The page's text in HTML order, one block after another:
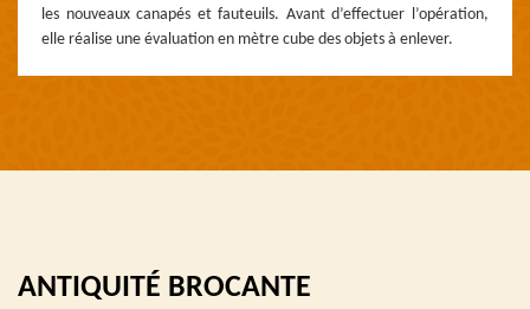
les nouveaux canapés et fauteuils. Avant d’effectuer l’opération,
elle réalise une évaluation en mètre cube des objets à enlever.
ANTIQUITÉ BROCANTE